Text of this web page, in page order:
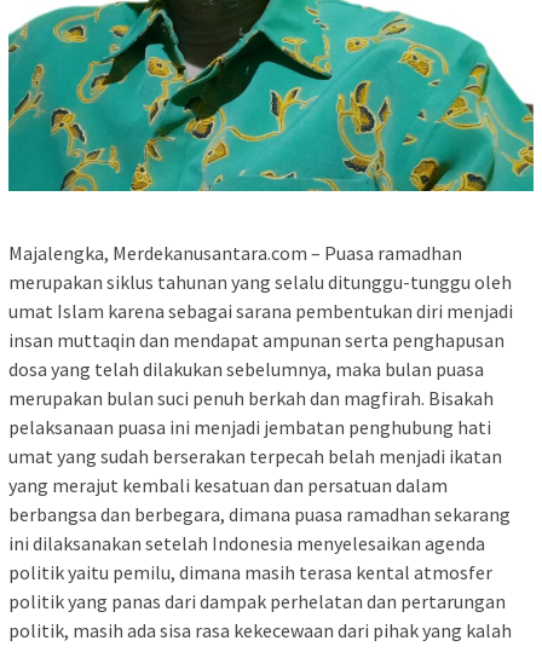
Majalengka, Merdekanusantara.com – Puasa ramadhan
merupakan siklus tahunan yang selalu ditunggu-tunggu oleh
umat Islam karena sebagai sarana pembentukan diri menjadi
insan muttaqin dan mendapat ampunan serta penghapusan
dosa yang telah dilakukan sebelumnya, maka bulan puasa
merupakan bulan suci penuh berkah dan magfirah. Bisakah
pelaksanaan puasa ini menjadi jembatan penghubung hati
umat yang sudah berserakan terpecah belah menjadi ikatan
yang merajut kembali kesatuan dan persatuan dalam
berbangsa dan berbegara, dimana puasa ramadhan sekarang
ini dilaksanakan setelah Indonesia menyelesaikan agenda
politik yaitu pemilu, dimana masih terasa kental atmosfer
politik yang panas dari dampak perhelatan dan pertarungan
politik, masih ada sisa rasa kekecewaan dari pihak yang kalah